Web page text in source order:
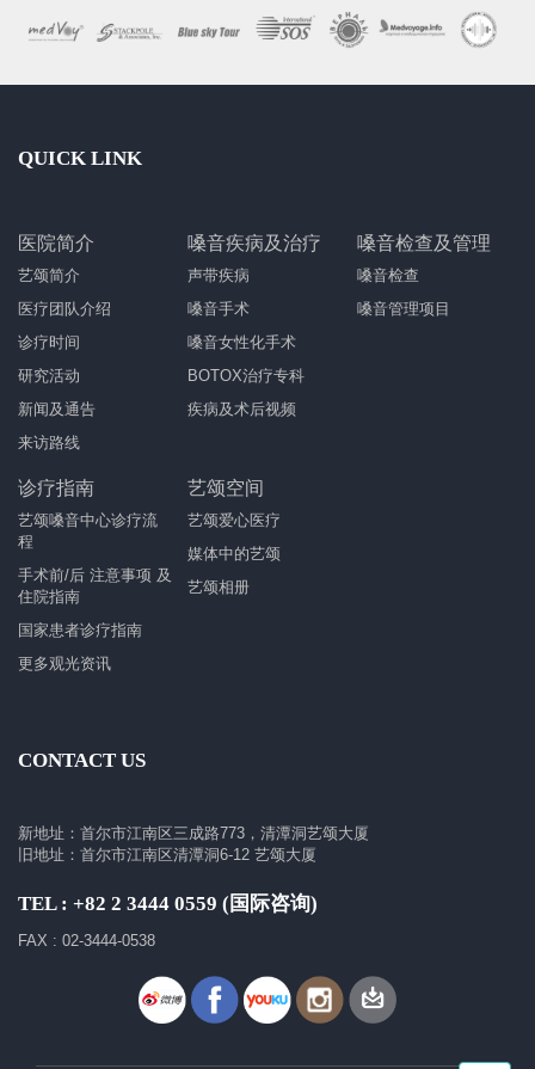
QUICK LINK
医院简介
艺颂简介
医疗团队介绍
诊疗时间
研究活动
新闻及通告
来访路线
嗓音疾病及治疗
声带疾病
嗓音手术
嗓音女性化手术
BOTOX治疗专科
疾病及术后视频
嗓音检查及管理
嗓音检查
嗓音管理项目
诊疗指南
艺颂嗓音中心诊疗流
程
手术前/后 注意事项 及
住院指南
国家患者诊疗指南
更多观光资讯
艺颂空间
艺颂爱心医疗
媒体中的艺颂
艺颂相册
CONTACT US
新地址：首尔市江南区三成路773，清潭洞艺颂大厦
旧地址：首尔市江南区清潭洞6-12 艺颂大厦
TEL : +82 2 3444 0559 (国际咨询)
FAX : 02-3444-0538